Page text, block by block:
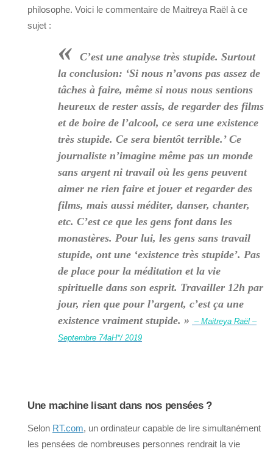
philosophe. Voici le commentaire de Maitreya Raël à ce
sujet :
«
C’est une analyse très stupide. Surtout
la conclusion: ‘Si nous n’avons pas assez de
tâches à faire, même si nous nous sentions
heureux de rester assis, de regarder des films
et de boire de l’alcool, ce sera une existence
très stupide. Ce sera bientôt terrible.’ Ce
journaliste n’imagine même pas un monde
sans argent ni travail où les gens peuvent
aimer ne rien faire et jouer et regarder des
films, mais aussi méditer, danser, chanter,
etc. C’est ce que les gens font dans les
monastères. Pour lui, les gens sans travail
stupide, ont une ‘existence très stupide’. Pas
de place pour la méditation et la vie
spirituelle dans son esprit. Travailler 12h par
jour, rien que pour l’argent, c’est ça une
existence vraiment stupide. » – Maitreya Raël –
Septembre 74aH*/ 2019
Une machine lisant dans nos pensées ?
Selon RT.com, un ordinateur capable de lire simultanément
les pensées de nombreuses personnes rendrait la vie